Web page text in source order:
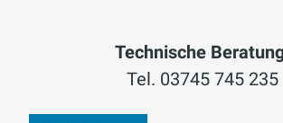
Technische
Tel. 03745 745 235